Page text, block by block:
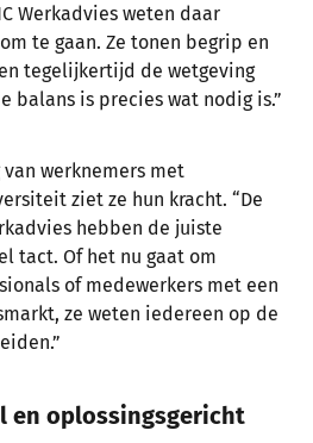
Werkadvies weten daar
te gaan. Ze tonen begrip en
tegelijkertijd de wetgeving
balans is precies wat nodig is.”
werknemers met
ziet ze hun kracht. “De
hebben de juiste
tact. Of het nu gaat om
of medewerkers met een
ze weten iedereen op de
en oplossingsgericht